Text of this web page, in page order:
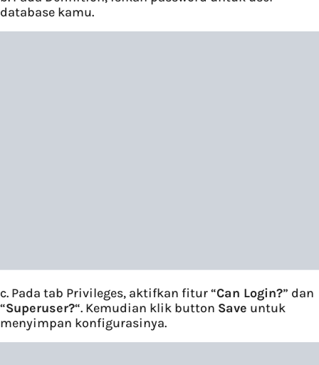
database kamu.
c. Pada tab Privileges, aktifkan fitur “Can Login?” dan
“Superuser?“. Kemudian klik button Save untuk
menyimpan konfigurasinya.